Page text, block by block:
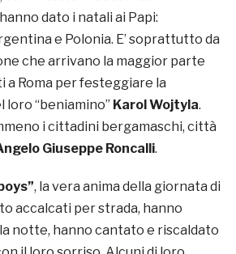
dato i natali ai Papi:
e Polonia. E’ soprattutto da
che arrivano la maggior parte
a Roma per festeggiare la
loro “beniamino” Karol Wojtyla.
i cittadini bergamaschi, città
Giuseppe Roncalli.
, la vera anima della giornata di
accalcati per strada, hanno
notte, hanno cantato e riscaldato